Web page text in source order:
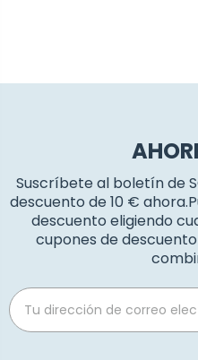
Suscríbete al boletín de
descuento de 10 €
descuento eligiendo
cupones de
Email